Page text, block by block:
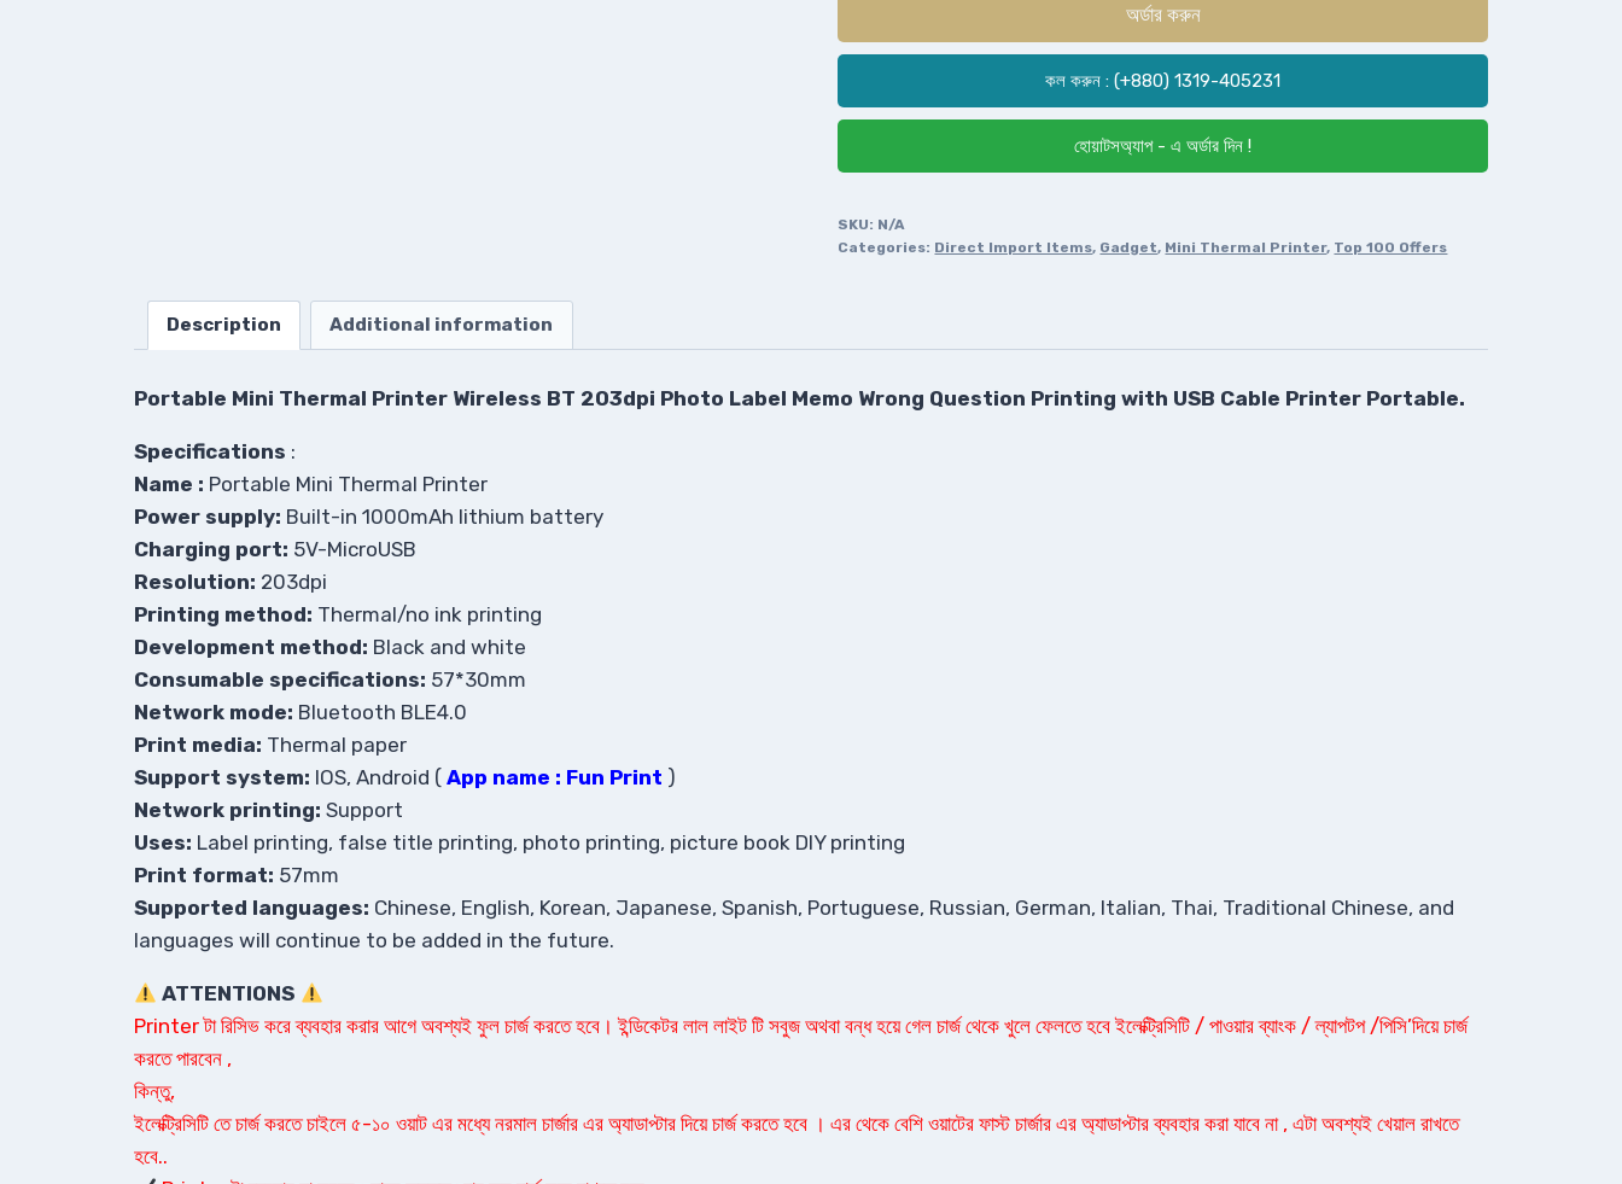
অর্ডার করুন
কল করুন : (+880) 1319-405231
হোয়াটসঅ্যাপ - এ অর্ডার দিন !
SKU: N/A
Categories: Direct Import Items, Gadget, Mini Thermal Printer, Top 100 Offers
Description Additional information
Portable Mini Thermal Printer Wireless BT 203dpi Photo Label Memo Wrong Question Printing with USB Cable Printer Portable.
Specifications :
Name : Portable Mini Thermal Printer
Power supply: Built-in 1000mAh lithium battery
Charging port: 5V-MicroUSB
Resolution: 203dpi
Printing method: Thermal/no ink printing
Development method: Black and white
Consumable specifications: 57*30mm
Network mode: Bluetooth BLE4.0
Print media: Thermal paper
Support system: IOS, Android ( App name : Fun Print )
Network printing: Support
Uses: Label printing, false title printing, photo printing, picture book DIY printing
Print format: 57mm
Supported languages: Chinese, English, Korean, Japanese, Spanish, Portuguese, Russian, German, Italian, Thai, Traditional Chinese, and
languages ​​will continue to be added in the future.
ATTENTIONS
Printer টা রিসিভ করে ব্যবহার করার আগে অবশ্যই ফুল চার্জ করতে হবে। ইন্ডিকেটর লাল লাইট টি সবুজ অথবা বন্ধ হয়ে গেল চার্জ থেকে খুলে ফেলতে হবে ইলেক্ট্রিসিটি / পাওয়ার ব্যাংক / ল্যাপটপ /পিসি’দিয়ে চার্জ
করতে পারবেন ,
কিন্তু,
ইলেক্ট্রিসিটি তে চার্জ করতে চাইলে ৫-১০ ওয়াট এর মধ্যে নরমাল চার্জার এর অ্যাডাপ্টার দিয়ে চার্জ করতে হবে । এর থেকে বেশি ওয়াটের ফাস্ট চার্জার এর অ্যাডাপ্টার ব্যবহার করা যাবে না , এটা অবশ্যই খেয়াল রাখতে
হবে..